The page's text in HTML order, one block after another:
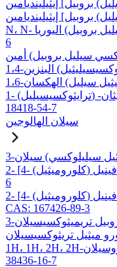
N، N- مكرر (3-تريميثوكسي سيليل بروبيل) اليوريا CAS: 18418-53-
6
1- (ترايثوكسيسيليل) -2- (ثنائي إيثوكسي ميثيلسيليل) إيثان CAS:
18418-54-7
سيلان الهالوجين
2- [4- (كلوروميثيل) فينيل] إيثيل تريميثوكسيسيلان CAS: 68128-25-
6
2- [4- (كلوروميثيل) فينيل] إيثيلتريس (تريميثيلسيلوكسي) سيلان
CAS: 167426-89-3
1H، 1H، 2H، 2H-بيرفلوروهيكسيل ميثيل ثنائي كلوروسيلان CAS:
38436-16-7